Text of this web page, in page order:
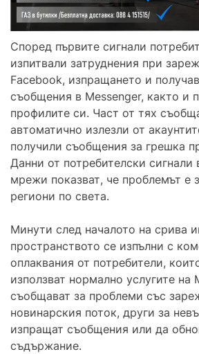
Според първите сигнали
изпитвали затруднения при
Facebook, изпращането и
съобщения в Messenger, както и
профилите си. Част от тях
автоматично излезли от
получили съобщения за грешка
Данни от потребителски сигнали
мрежи показват, че проблемът е
региони по света.
Минути след началото на срива
пространството се изпълни с
оплаквания от потребители,
използват нормално услугите на
съобщават за проблеми със
новинарския поток, други за
изпращат съобщения или да
съдържание.